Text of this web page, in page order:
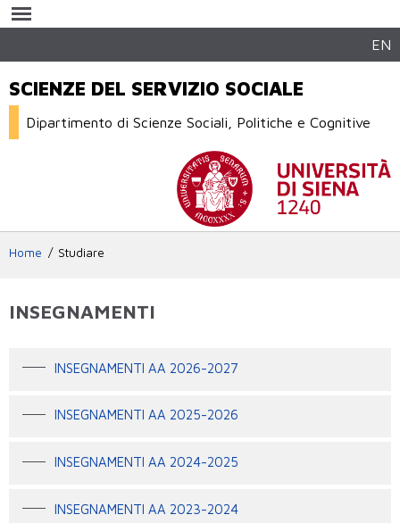
contenuto
EN
SCIENZE DEL SERVIZIO SOCIALE
Dipartimento di Scienze Sociali, Politiche e Cognitive
Home Studiare
INSEGNAMENTI
INSEGNAMENTI AA 2026-2027
INSEGNAMENTI AA 2025-2026
INSEGNAMENTI AA 2024-2025
INSEGNAMENTI AA 2023-2024